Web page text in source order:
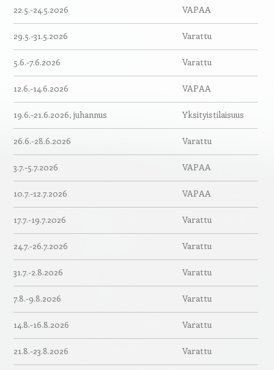
22.5.-24.5.2026 VAPAA
29.5.-31.5.2026 Varattu
5.6.-7.6.2026 Varattu
12.6.-14.6.2026 VAPAA
19.6.-21.6.2026, juhannus Yksityistilaisuus
26.6.-28.6.2026 Varattu
3.7.-5.7.2026 VAPAA
10.7.-12.7.2026 VAPAA
17.7.-19.7.2026 Varattu
24.7.-26.7.2026 Varattu
31.7.-2.8.2026 Varattu
7.8.-9.8.2026 Varattu
14.8.-16.8.2026 Varattu
21.8.-23.8.2026 Varattu